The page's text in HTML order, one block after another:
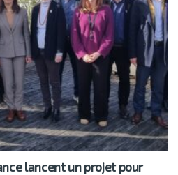
lancent un projet pour